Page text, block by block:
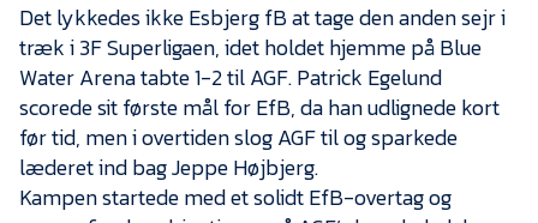
Kontakt
Job i EfB
Presse
Det lykkedes ikke Esbjerg fB at tage den anden sejr i
træk i 3F Superligaen, idet holdet hjemme på Blue
Water Arena tabte 1-2 til AGF. Patrick Egelund
scorede sit første mål for EfB, da han udlignede kort
før tid, men i overtiden slog AGF til og sparkede
læderet ind bag Jeppe Højbjerg.
Kampen startede med et solidt EfB-overtag og